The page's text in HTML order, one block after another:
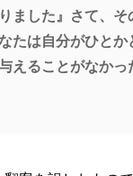
ました』さて、
たは自分がひと
ることがなかっ